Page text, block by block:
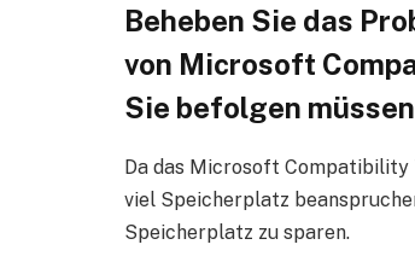
Beheben Sie das
von Microsoft
Sie befolgen müssen
Da das Microsoft Compatibility
viel Speicherplatz
Speicherplatz zu sparen.